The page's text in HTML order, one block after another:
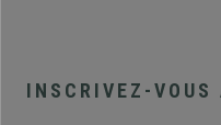
INSCRIVEZ-VOUS